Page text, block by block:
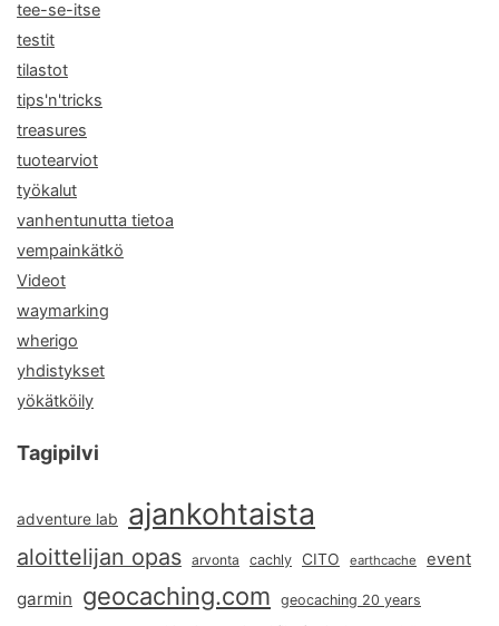
tee-se-itse
testit
tilastot
tips'n'tricks
treasures
tuotearviot
työkalut
vanhentunutta tietoa
vempainkätkö
Videot
waymarking
wherigo
yhdistykset
yökätköily
Tagipilvi
adventure lab ajankohtaista
aloittelijan opas arvonta cachly CITO earthcache event
garmin geocaching.com geocaching 20 years